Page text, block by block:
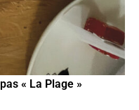
« La Plage »